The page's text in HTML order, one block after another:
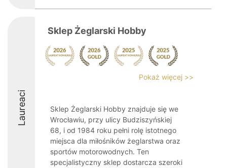
Laureaci
Sklep Żeglarski Hobby
Pokaż więcej >>
Sklep Żeglarski Hobby znajduje się we
Wrocławiu, przy ulicy Budziszyńskiej
68, i od 1984 roku pełni rolę istotnego
miejsca dla miłośników żeglarstwa oraz
sportów motorowodnych. Ten
specjalistyczny sklep dostarcza szeroki